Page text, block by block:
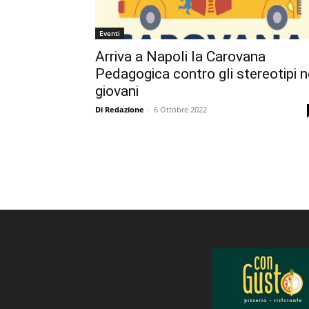
Eventi
Arriva a Napoli la Carovana
Pedagogica contro gli stereotipi
giovani
Di Redazione - 6 Ottobre 2022